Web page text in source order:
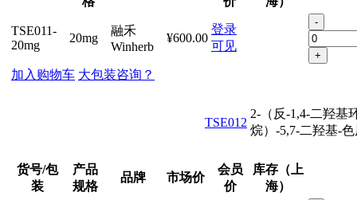
TSE011-
20mg
20mg
融禾
Winherb
¥600.00
登录
可见
-
+
加入购物车 大包装咨询？
TSE012
2-（反-1,4-二羟基
烷）-5,7-二羟基-
货号/包
装
产品
规格
品牌 市场价
会员
价
库存（上
海）